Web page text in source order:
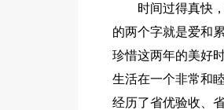
时间过得真快
的两个字就是爱和
珍惜这两年的美好
生活在一个非常和
经历了省优验收、